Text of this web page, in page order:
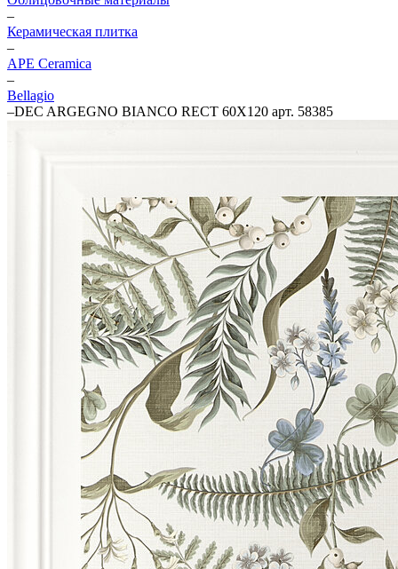
–
Керамическая плитка
–
APE Ceramica
–
Bellagio
–DEC ARGEGNO BIANCO RECT 60X120 арт. 58385